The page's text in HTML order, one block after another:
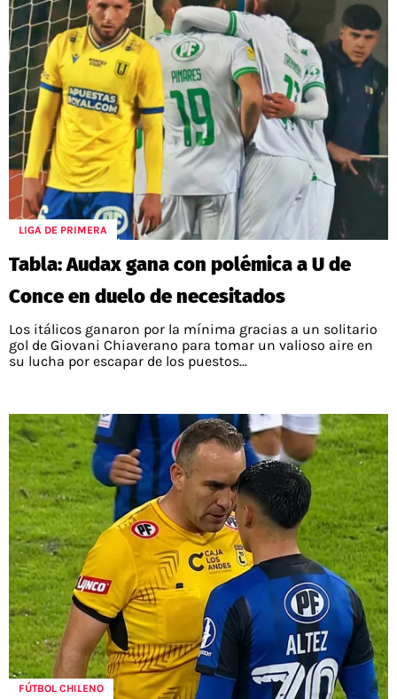
LIGA DE PRIMERA
Tabla: Audax gana con polémica a U de
Conce en duelo de necesitados
Los itálicos ganaron por la mínima gracias a un solitario
gol de Giovani Chiaverano para tomar un valioso aire en
su lucha por escapar de los puestos...
FÚTBOL CHILENO